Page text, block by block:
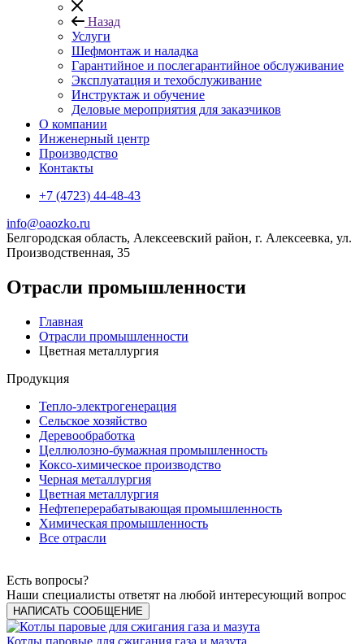
Назад
Услуги
Шефмонтаж и наладка
Гарантийное и послегарантийное обслуживание
Эксплуатация и техобслуживание
Инструктаж и обучение
Деловые мероприятия для заказчиков
О компании
Инженерный центр
Производство
Контакты
+7 (4723) 44-48-43
info@oaozko.ru
Белгородская область, Алексеевский район, г. Алексеевка, ул.
Производственная, 35
Отрасли промышленности
Главная
Отрасли промышленности
Цветная металлургия
Продукция
Тепло-электрогенерация
Сельское хозяйство
Деревообработка
Целлюлозно-бумажная промышленность
Коксо-химическое производство
Черная металлургия
Цветная металлургия
Нефтеперерабатывающая промышленность
Химическая промышленность
Все отрасли
Есть вопросы?
Наши специалисты ответят на любой интересующий вопрос
НАПИСАТЬ СООБЩЕНИЕ
Котлы паровые для сжигания газа и мазута